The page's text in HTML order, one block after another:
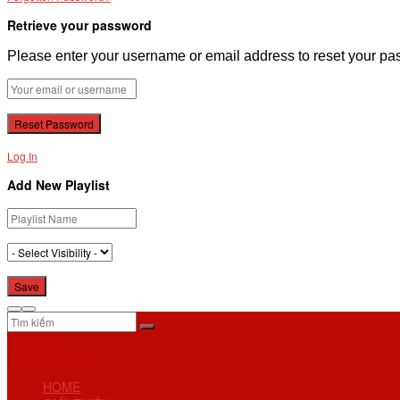
Retrieve your password
Please enter your username or email address to reset your
Log In
Add New Playlist
HOME